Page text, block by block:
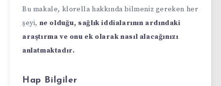
Bu makale, klorella hakkında bilmeniz gereken her
şeyi, ne olduğu, sağlık iddialarının ardındaki
araştırma ve onu ek olarak nasıl alacağınızı
anlatmaktadır.
Hap Bilgiler